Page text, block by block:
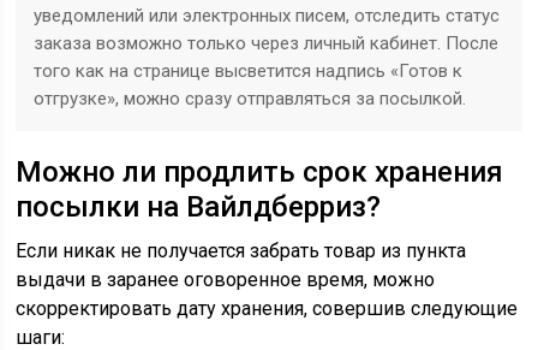
уведомлений или электронных писем, отследить статус
заказа возможно только через личный кабинет. После
того как на странице высветится надпись «Готов к
отгрузке», можно сразу отправляться за посылкой.
Можно ли продлить срок хранения
посылки на Вайлдберриз?
Если никак не получается забрать товар из пункта
выдачи в заранее оговоренное время, можно
скорректировать дату хранения, совершив следующие
шаги: